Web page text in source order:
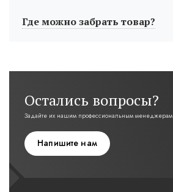
Где можно забрать товар?
Остались вопросы?
Задайте их нашим профессиональным менеджерам
Напишите нам